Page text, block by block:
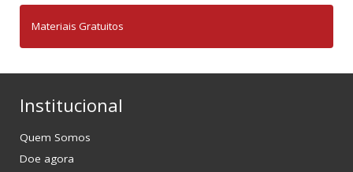
Materiais Gratuitos
Institucional
Quem Somos
Doe agora